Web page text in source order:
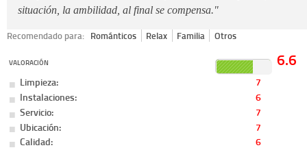
situación, la ambilidad, al final se compensa."
Recomendado para: Románticos Relax Familia Otros
VALORACIÓN 6.6
Limpieza:
7
Instalaciones:
6
Servicio:
7
Ubicación:
7
Calidad:
6